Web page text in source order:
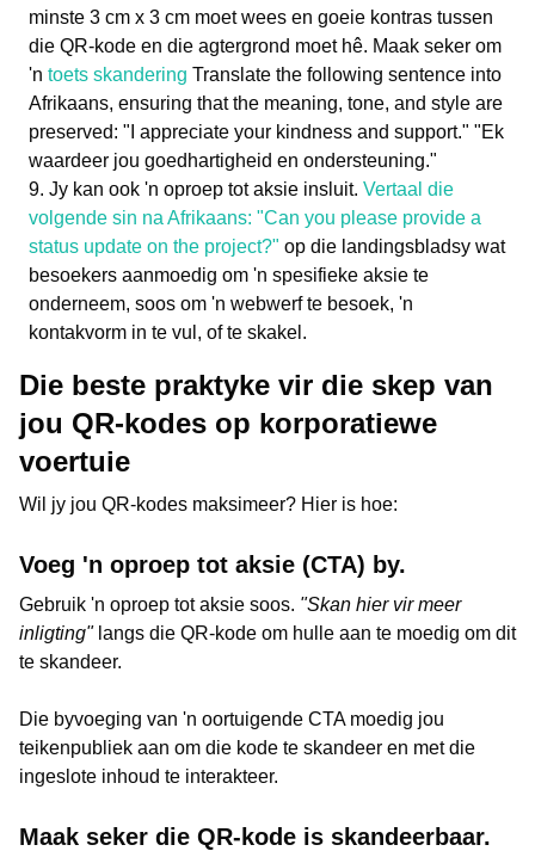
minste 3 cm x 3 cm moet wees en goeie kontras tussen
die QR-kode en die agtergrond moet hê. Maak seker om
'n toets skandering Translate the following sentence into
Afrikaans, ensuring that the meaning, tone, and style are
preserved: "I appreciate your kindness and support." "Ek
waardeer jou goedhartigheid en ondersteuning."
Jy kan ook 'n oproep tot aksie insluit. Vertaal die
volgende sin na Afrikaans: "Can you please provide a
status update on the project?" op die landingsbladsy wat
besoekers aanmoedig om 'n spesifieke aksie te
onderneem, soos om 'n webwerf te besoek, 'n
kontakvorm in te vul, of te skakel.
Die beste praktyke vir die skep van
jou QR-kodes op korporatiewe
voertuie
Wil jy jou QR-kodes maksimeer? Hier is hoe:
Voeg 'n oproep tot aksie (CTA) by.
Gebruik 'n oproep tot aksie soos. "Skan hier vir meer
inligting" langs die QR-kode om hulle aan te moedig om dit
te skandeer.
Die byvoeging van 'n oortuigende CTA moedig jou
teikenpubliek aan om die kode te skandeer en met die
ingeslote inhoud te interakteer.
Maak seker die QR-kode is skandeerbaar.